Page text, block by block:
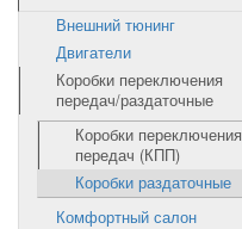
Внешний тюнинг
Двигатели
Коробки переключения
передач/раздаточные
Коробки переключения
передач (КПП)
Коробки раздаточные
Комфортный салон